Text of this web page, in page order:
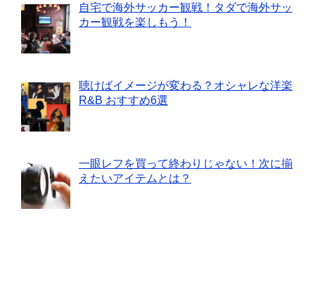
自宅で海外サッカー観戦！タダで海外サッ
カー観戦を楽しもう！
聴けばイメージが変わる？オシャレな洋楽
R&B おすすめ6選
一眼レフを買って終わりじゃない！次に揃
えたいアイテムとは？